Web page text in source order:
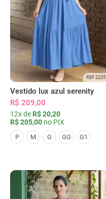
REF 2235
Vestido lux azul serenity
R$ 209,00
12x de R$ 20,20
R$ 205,00 no PIX
P M G GG G1